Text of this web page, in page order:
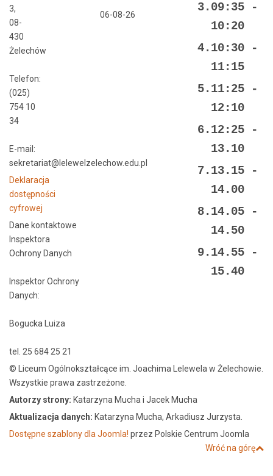
3,
08-
430
Żelechów
Telefon:
(025)
754 10
34
E-mail:
sekretariat@lelewelzelechow.edu.pl
Deklaracja
dostępności
cyfrowej
Dane kontaktowe
Inspektora
Ochrony Danych
Inspektor Ochrony
Danych:
Bogucka Luiza
tel. 25 684 25 21
06-08-26
3.09:35 -
10:20
4.10:30 -
11:15
5.11:25 -
12:10
6.12:25 -
13.10
7.13.15 -
14.00
8.14.05 -
14.50
9.14.55 -
15.40
© Liceum Ogólnokształcące im. Joachima Lelewela w Żelechowie.
Wszystkie prawa zastrzeżone.
Autorzy strony: Katarzyna Mucha i Jacek Mucha
Aktualizacja danych: Katarzyna Mucha, Arkadiusz Jurzysta.
Dostępne szablony dla Joomla! przez Polskie Centrum Joomla
Wróć na górę